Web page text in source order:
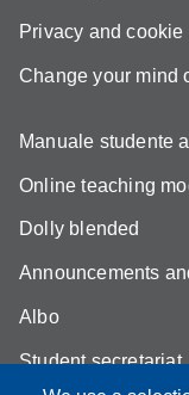
Privacy and
Change your mind
Manuale studente
Online teaching
Dolly blended
Announcements
Albo
Student secretariat